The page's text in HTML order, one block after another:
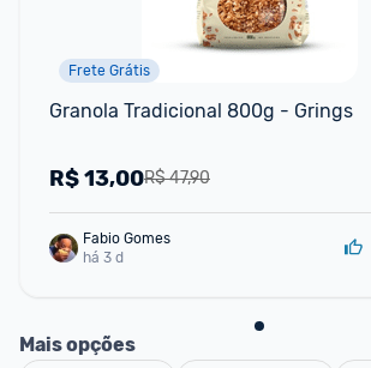
Frete Grátis
Granola Tradicional 800g - Grings
R$ 47,90
R$13,00
Fabio Gomes
há 3 d
Mais opções